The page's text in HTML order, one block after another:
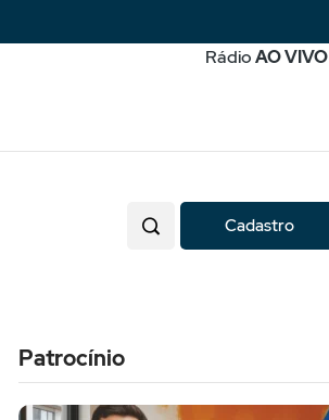
RádioAO VIVO
Cadastro
Patrocínio